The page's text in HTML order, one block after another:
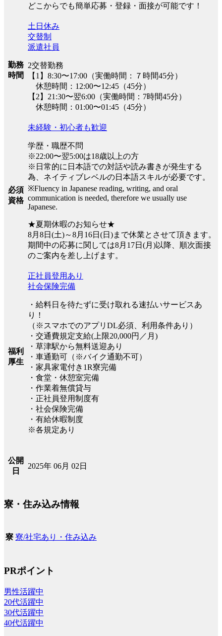
どこからでも簡単応募・登録・面接が可能です！
勤務
時間
土日休み
交替制
派遣社員
2交替勤務
【1】8:30〜17:00（実働時間：７時間45分）
休憩時間：12:00〜12:45（45分）
【2】21:30〜翌6:00（実働時間：7時間45分）
休憩時間：01:00〜01:45（45分）
必須
資格
未経験・初心者も歓迎
学歴・職歴不問
※22:00〜翌5:00は18歳以上の方
※日常的に日本語での対話や読み書きが発生する
為、ネイティブレベルの日本語スキルが必要です。
※Fluency in Japanese reading, writing, and oral
communication is needed, therefore we usually use
Japanese.
★夏期休暇のお知らせ★
8月8日(土)～8月16日(日)まで休業とさせて頂きます。
期間中の応募に関しては8月17日(月)以降、順次面接
のご案内を差し上げます。
福利
厚生
正社員登用あり
社会保険完備
・給料日を待たずに受け取れる速払いサービスあ
り！
（※スマホでのアプリDL必須、利用条件あり）
・交通費規定支給(上限20,000円／月)
・草津駅から無料送迎あり
・車通勤可（※バイク通勤不可）
・家具家電付き1R寮完備
・食堂・休憩室完備
・作業着無償貸与
・正社員登用制度有
・社会保険完備
・有給休暇制度
※各規定あり
公開
日
2025年 06月 02日
寮・住み込み情報
寮 寮/社宅あり・住み込み
PRポイント
男性活躍中
20代活躍中
30代活躍中
40代活躍中